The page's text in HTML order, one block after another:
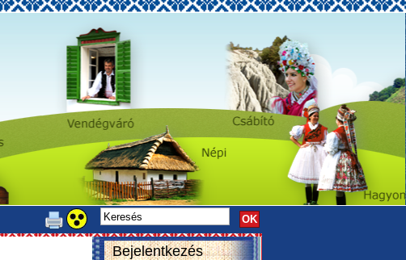
Bejelentkezés